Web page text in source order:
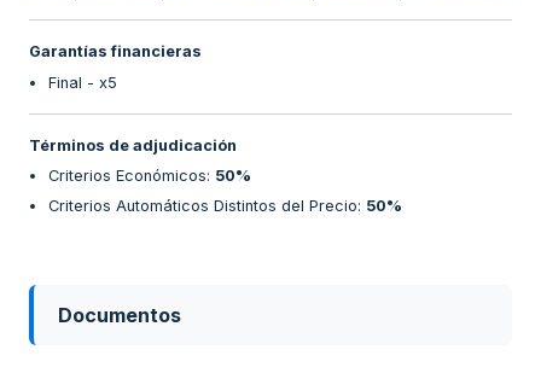
Garantías financieras
Final - x5
Términos de adjudicación
Criterios Económicos: 50%
Criterios Automáticos Distintos del Precio: 50%
Documentos